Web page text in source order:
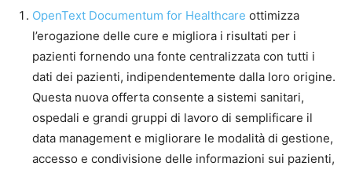
OpenText Documentum for Healthcare ottimizza
l’erogazione delle cure e migliora i risultati per i
pazienti fornendo una fonte centralizzata con tutti i
dati dei pazienti, indipendentemente dalla loro origine.
Questa nuova offerta consente a sistemi sanitari,
ospedali e grandi gruppi di lavoro di semplificare il
data management e migliorare le modalità di gestione,
accesso e condivisione delle informazioni sui pazienti,